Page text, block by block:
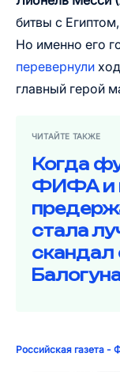
битвы с
Но именно его
перевернули
главный герой
ЧИТАЙТЕ ТАКЖЕ
Когда
ФИФА и
стала
скандал
Российская газета -